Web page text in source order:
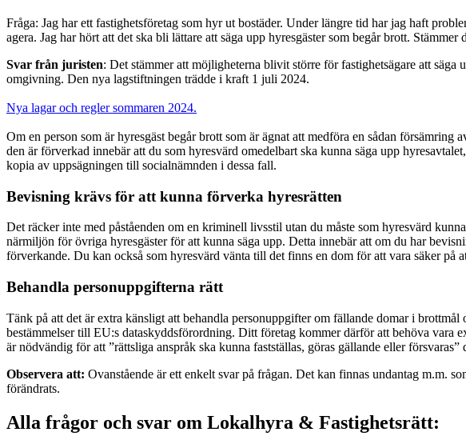
Fråga: Jag har ett fastighetsföretag som hyr ut bostäder. Under längre tid har jag haft
agera. Jag har hört att det ska bli lättare att säga upp hyresgäster som begår brott. Stämmer
Svar från juristen: Det stämmer att möjligheterna blivit större för fastighetsägare att
omgivning. Den nya lagstiftningen trädde i kraft 1 juli 2024.
Nya lagar och regler sommaren 2024.
Om en person som är hyresgäst begår brott som är ägnat att medföra en sådan
den är förverkad innebär att du som hyresvärd omedelbart ska kunna säga upp
kopia av uppsägningen till socialnämnden i dessa fall.
Bevisning krävs för att kunna förverka hyresrätten
Det räcker inte med påståenden om en kriminell livsstil utan du måste som hyresvärd
närmiljön för övriga hyresgäster för att kunna säga upp. Detta innebär att om du har
förverkande. Du kan också som hyresvärd vänta till det finns en dom för att vara säker på
Behandla personuppgifterna rätt
Tänk på att det är extra känsligt att behandla personuppgifter om fällande domar i
bestämmelser till EU:s dataskyddsförordning. Ditt företag kommer därför att behöva vara
är nödvändig för att ”rättsliga anspråk ska kunna fastställas, göras gällande eller
Observera att: Ovanstående är ett enkelt svar på frågan. Det kan finnas undantag m.m.
förändrats.
Alla frågor och svar om Lokalhyra & Fastighetsrätt: